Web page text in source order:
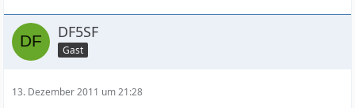
DF5SF
Gast
13. Dezember 2011 um 21:28